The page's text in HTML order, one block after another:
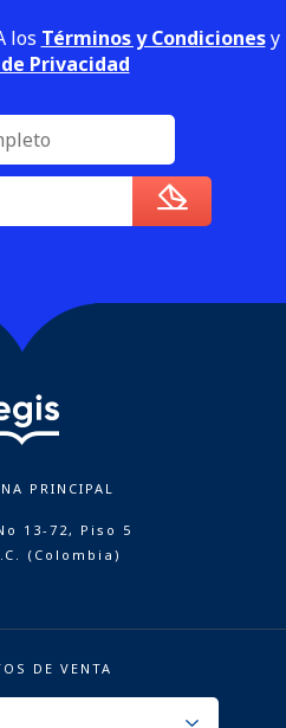
los Términos y Condicionesy
Privacidad
PRINCIPAL
13-72, Piso 5
(Colombia)
DE VENTA